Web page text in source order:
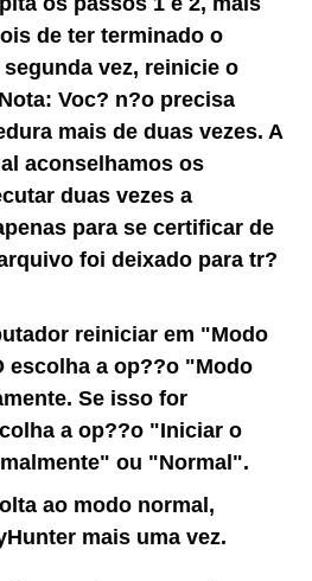
de ter terminado o
segunda vez, reinicie o
Nota: Voc? n?o precisa
mais de duas vezes. A
aconselhamos os
duas vezes a
para se certificar de
foi deixado para tr?
reiniciar em "Modo
escolha a op??o "Modo
Se isso for
a op??o "Iniciar o
ou "Normal".
ao modo normal,
mais uma vez.